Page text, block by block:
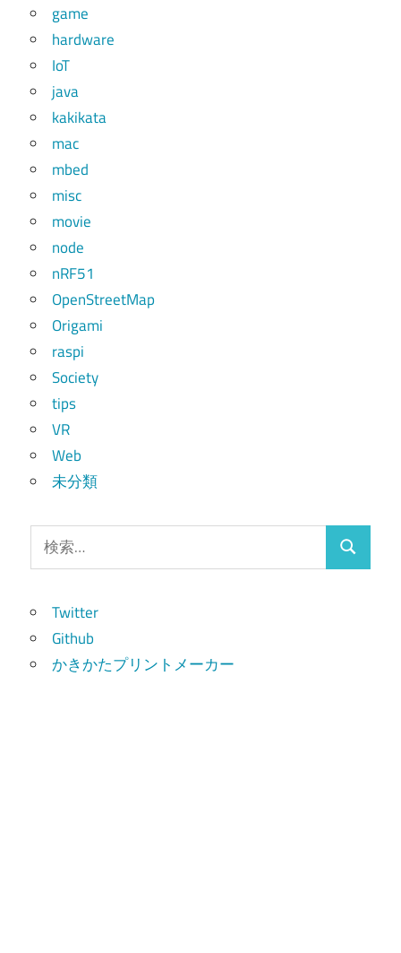
game
hardware
IoT
java
kakikata
mac
mbed
misc
movie
node
nRF51
OpenStreetMap
Origami
raspi
Society
tips
VR
Web
未分類
索:
検
Twitter
Github
かきかたプリントメーカー